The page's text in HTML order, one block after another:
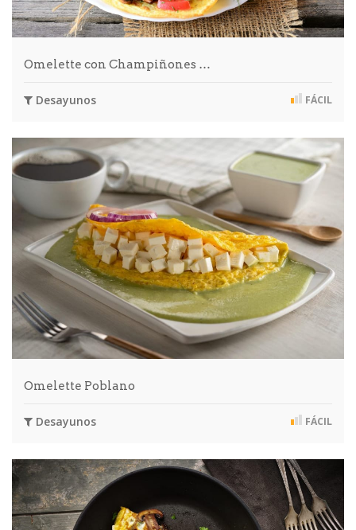
Omelette con Champiñones …
Desayunos FÁCIL
Omelette Poblano
Desayunos FÁCIL